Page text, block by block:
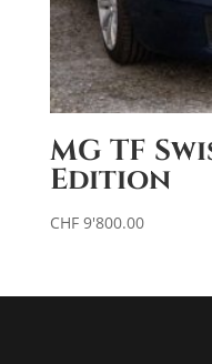
MG TF
Edition
CHF9'800.00